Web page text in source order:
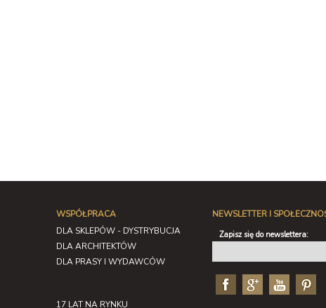
WSPÓŁPRACA
DLA SKLEPÓW - DYSTRYBUCJA
DLA ARCHITEKTÓW
DLA PRASY I WYDAWCÓW
17 LAT NA RYNKU
NEWSLETTER I
Zapisz się do newslettera: